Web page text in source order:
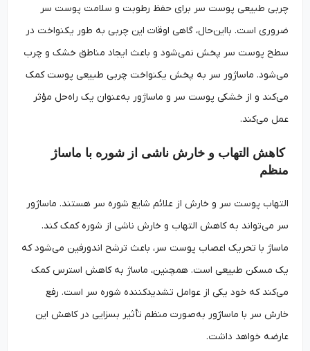
چربی طبیعی پوست سر برای حفظ رطوبت و سلامت پوست سر
ضروری است. بااین‌حال، گاهی اوقات این چربی به طور یکنواخت در
سطح پوست سر پخش نمی‌شود و باعث ایجاد مناطق خشک و چرب
می‌شود. ماساژور سر به پخش یکنواخت چربی طبیعی پوست کمک
می‌کند و از خشکی پوست سر و ماساژور به‌عنوان یک راه‌حل مؤثر
عمل می‌کند.
کاهش التهاب و خارش ناشی از شوره با ماساژ
منظم
التهاب پوست سر و خارش از علائم شایع شوره سر هستند. ماساژور
سر می‌تواند به کاهش التهاب و خارش ناشی از شوره کمک کند.
ماساژ با تحریک اعصاب پوست سر، باعث ترشح اندورفین می‌شود که
یک مسکن طبیعی است. همچنین، ماساژ به کاهش استرس کمک
می‌کند که خود یکی از عوامل تشدیدکننده شوره سر است. رفع
خارش سر با ماساژور به‌صورت منظم تأثیر بسزایی در کاهش این
عارضه خواهد داشت.